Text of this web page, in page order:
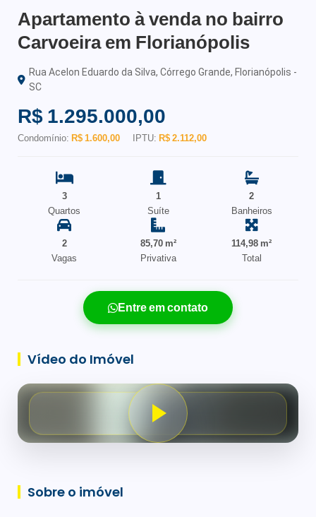
Apartamento à venda no bairro
Carvoeira em Florianópolis
Rua Acelon Eduardo da Silva, Córrego Grande, Florianópolis -
SC
R$ 1.295.000,00
Condomínio: R$ 1.600,00 IPTU: R$ 2.112,00
3
Quartos
1
Suíte
2
Banheiros
2
Vagas
85,70 m²
Privativa
114,98 m²
Total
Entre em contato
Vídeo do Imóvel
Sobre o imóvel